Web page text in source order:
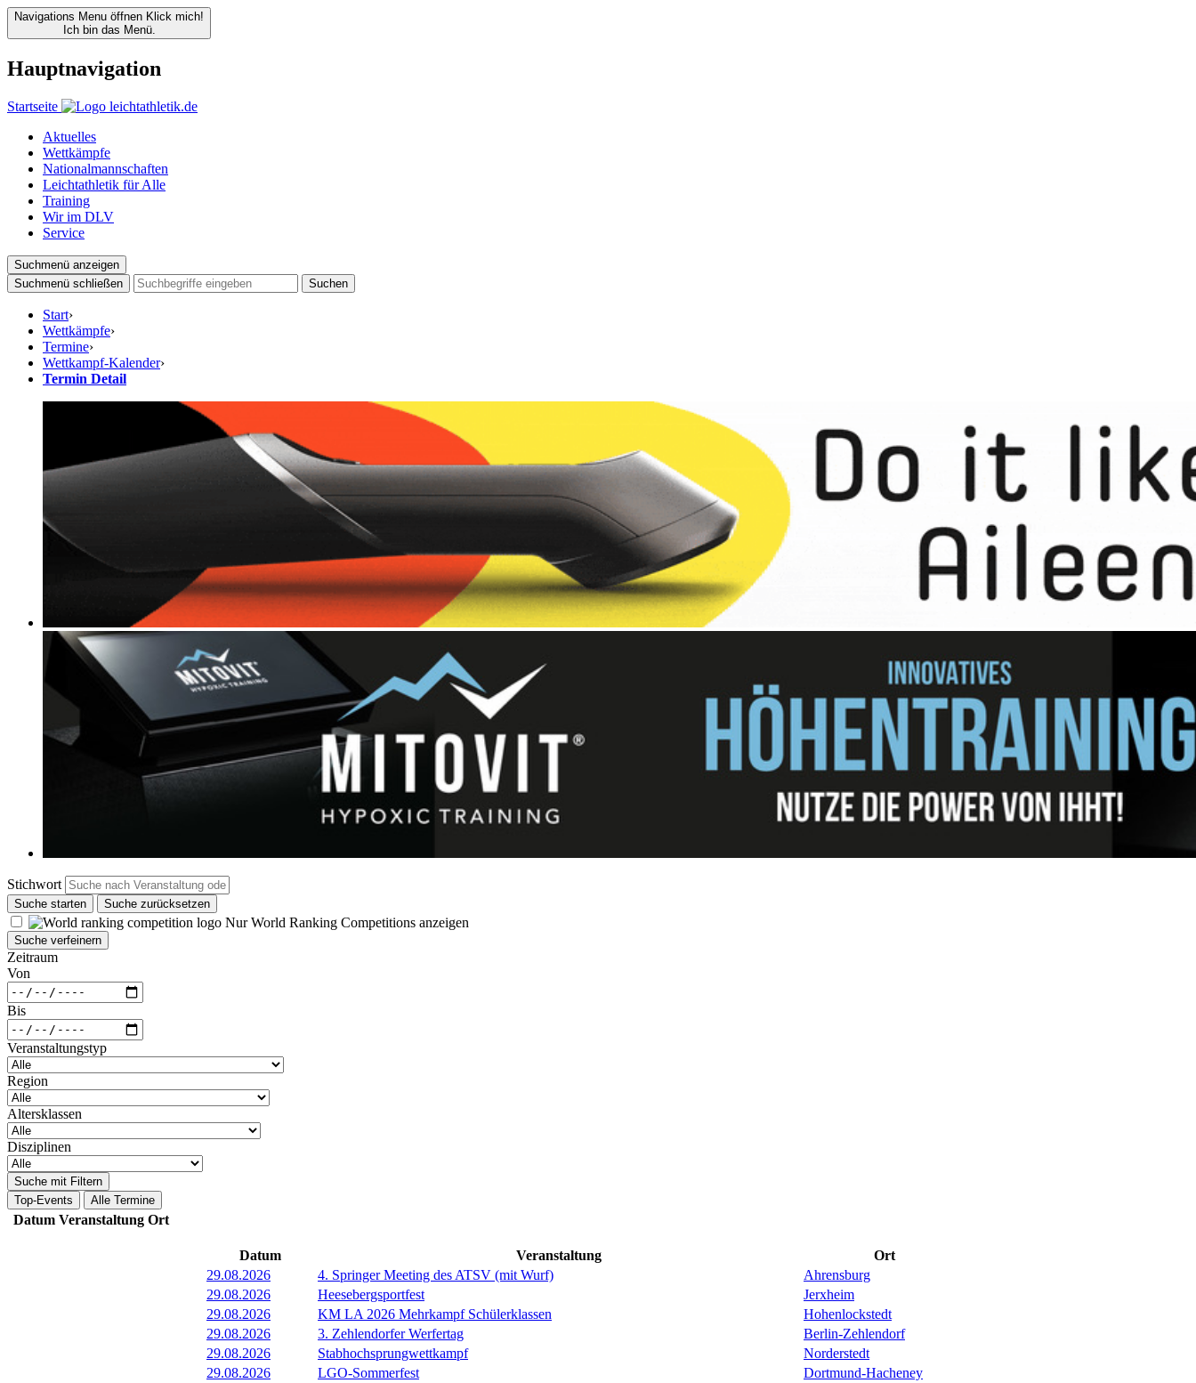
Navigations Menu öffnen Klick mich!
Ich bin das Menü.
Hauptnavigation
Startseite
Aktuelles
Wettkämpfe
Nationalmannschaften
Leichtathletik für Alle
Training
Wir im DLV
Service
Suchmenü anzeigen
Suchmenü schließen
Suchen
Start›
Wettkämpfe›
Termine›
Wettkampf-Kalender›
Termin Detail
Stichwort
Suche starten Suche zurücksetzen
Nur World Ranking Competitions anzeigen
Suche verfeinern
Zeitraum
Von
Bis
Veranstaltungstyp
Region
Altersklassen
Disziplinen
Suche mit Filtern
Top-Events
Alle Termine
Datum Veranstaltung Ort
Datum Veranstaltung
Ort
29.08.2026
4. Springer Meeting des ATSV (mit Wurf)
Ahrensburg
29.08.2026
Heesebergsportfest
Jerxheim
29.08.2026
KM LA 2026 Mehrkampf Schülerklassen
Hohenlockstedt
29.08.2026
3. Zehlendorfer Werfertag
Berlin-Zehlendorf
29.08.2026
Stabhochsprungwettkampf
Norderstedt
29.08.2026
LGO-Sommerfest
Dortmund-Hacheney